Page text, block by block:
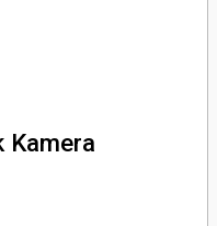
Kamera